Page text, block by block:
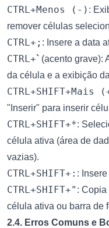
CTRL+Menos (-) :
remover células
CTRL+; : Insere a data
CTRL+` (acento grave):
da célula e a exibição
CTRL+SHIFT+Mais
"Inserir" para inserir
CTRL+SHIFT+*:
célula ativa (área de
vazias).
CTRL+SHIFT+: :
CTRL+SHIFT+" : Copia
célula ativa ou barra de
2.4. Erros Comuns e